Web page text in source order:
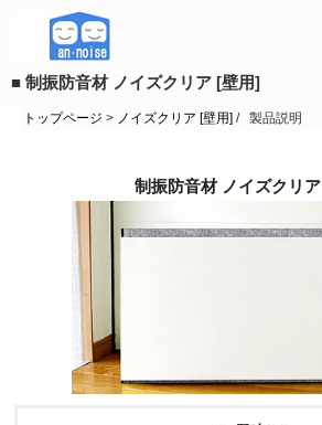
■ 制振防音材 ノイズクリア [壁用]
トップページ > ノイズクリア [壁用] / 製品説明
制振防音材 ノイズクリア